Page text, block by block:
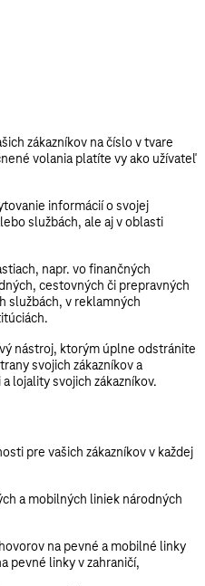
zákazníkov na číslo v tvare
volania platíte vy ako užívateľ
informácií o svojej
službách, ale aj v oblasti
napr. vo finančných
cestovných či prepravných
službách, v reklamných
nástroj, ktorým úplne odstránite
svojich zákazníkov a
lojality svojich zákazníkov.
pre vašich zákazníkov v každej
a mobilných liniek národných
na pevné a mobilné linky
pevné linky v zahraničí,